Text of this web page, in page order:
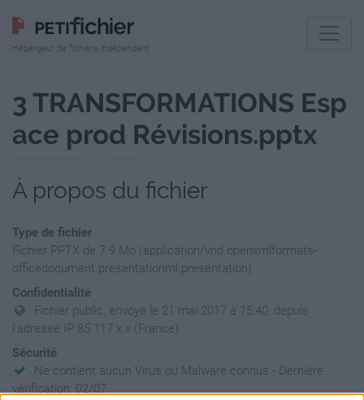
Hébergeur de fichiers indépendant
3 TRANSFORMATIONS Esp
ace prod Révisions.pptx
À propos du fichier
Type de fichier
Fichier PPTX de 7.9 Mo (application/vnd.openxmlformats-
officedocument.presentationml.presentation)
Confidentialité
Fichier public, envoyé le 21 mai 2017 à 15:40, depuis
l'adresse IP 85.117.x.x (France)
Sécurité
Ne contient aucun Virus ou Malware connus - Dernière
vérification: 02/07